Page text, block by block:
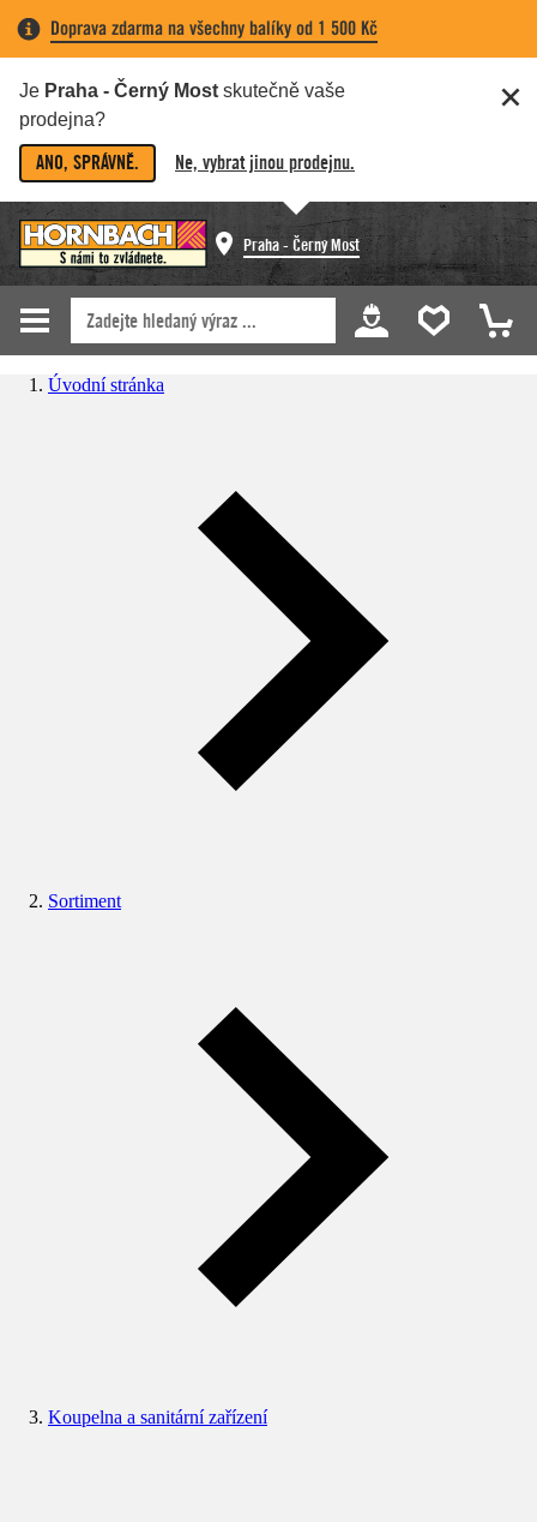
Doprava zdarma na všechny balíky od 1 500 Kč
Je Praha - Černý Most skutečně vaše
prodejna?
ANO, SPRÁVNĚ. Ne, vybrat jinou prodejnu.
Praha - Černý Most
Úvodní stránka
Sortiment
Koupelna a sanitární zařízení